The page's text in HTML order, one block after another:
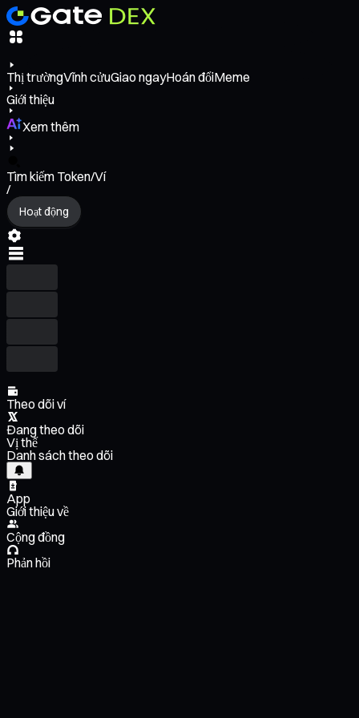
Thị trườngVĩnh cửuGiao ngayHoán đổiMeme
Giới thiệu
Xem thêm
Tìm kiếm Token/Ví
/
Hoạt động
Theo dõi ví
Đang theo dõi
Vị thế
Danh sách theo dõi
App
Giới thiệu về
Cộng đồng
Phản hồi